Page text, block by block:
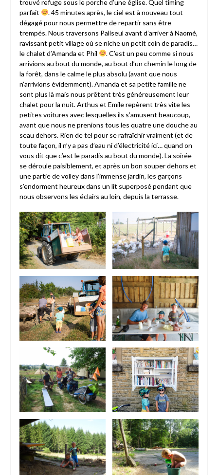
trouvé refuge sous le porche d’une église. Quel timing
parfait
. 45 minutes après, le ciel est à nouveau tout
dégagé pour nous permettre de repartir sans être
trempés. Nous traversons Paliseul avant d’arriver à Naomé,
ravissant petit village où se niche un petit coin de paradis…
le chalet d’Amanda et Phil
. C’est un peu comme si nous
arrivions au bout du monde, au bout d’un chemin le long de
la forêt, dans le calme le plus absolu (avant que nous
n’arrivions évidemment). Amanda et sa petite famille ne
sont plus là mais nous prêtent très généreusement leur
chalet pour la nuit. Arthus et Emile repèrent très vite les
petites voitures avec lesquelles ils s’amusent beaucoup,
avant que nous ne prenions tous les quatre une douche au
seau dehors. Rien de tel pour se rafraîchir vraiment (et de
toute façon, il n’y a pas d’eau ni d’électricité ici… quand on
vous dit que c’est le paradis au bout du monde). La soirée
se déroule paisiblement, et après un bon souper dehors et
une partie de volley dans l’immense jardin, les garçons
s’endorment heureux dans un lit superposé pendant que
nous observons les éclairs au loin, depuis la terrasse.